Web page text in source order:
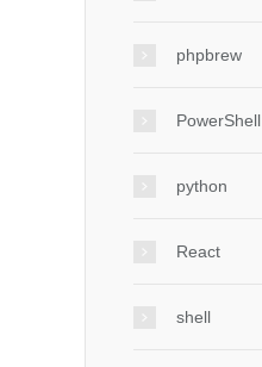
phpbrew
PowerShell
python
React
shell